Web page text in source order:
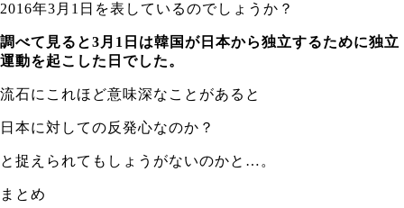
2016年3月1日を表しているのでしょうか？
調べて見ると3月1日は韓国が日本から独立するために独立
運動を起こした日でした。
流石にこれほど意味深なことがあると
日本に対しての反発心なのか？
と捉えられてもしょうがないのかと…。
まとめ